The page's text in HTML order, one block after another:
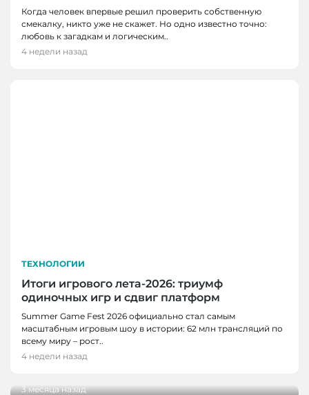
Когда человек впервые решил проверить собственную
смекалку, никто уже не скажет. Но одно известно точно:
любовь к загадкам и логическим..
4 недели назад
ТЕХНОЛОГИИ
Итоги игрового лета-2026: триумф
одиночных игр и сдвиг платформ
Summer Game Fest 2026 официально стал самым
масштабным игровым шоу в истории: 62 млн трансляций по
всему миру – рост..
4 недели назад
НОВОСТИ, НОВОСТИ КЕМЕРОВО,
ТЕХНОЛОГИИ
Разработку кузбасских ученых внедрили на
производстве антибактериального
3 месяца назад